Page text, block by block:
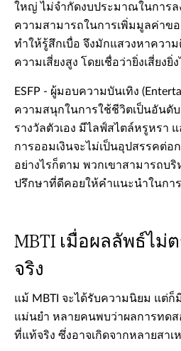
ใหญ่ ไม่จำกัดงบประมาณในการ
ความสามารถในการเพิ่มมูลค่าขอ
ทำให้รู้สึกเบื่อ จึงมักแสวงหาควา
ความเสี่ยงสูง โดยเชื่อว่ายิ่งเสี่ยงยิ่
ESFP - ผู้มอบความบันเทิง
ความสนุกในการใช้ชีวิตเป็นอันดั
รางวัลตัวเอง มีไลฟ์สไตล์หรูหรา
การออมเงินจะไม่เป็นอุปสรรคต่อ
อย่างไรก็ตาม พวกเขาสามารถบ
ปรึกษาที่ดีคอยให้คำแนะนำในการ
MBTI เมื่อผลลัพธ์ไม่
จริง
แม้ MBTI จะได้รับความนิยม แต่
แม่นยำ หลายคนพบว่าผลการทด
ที่แท้จริง ซึ่งอาจเกิดจากหลายสาเ